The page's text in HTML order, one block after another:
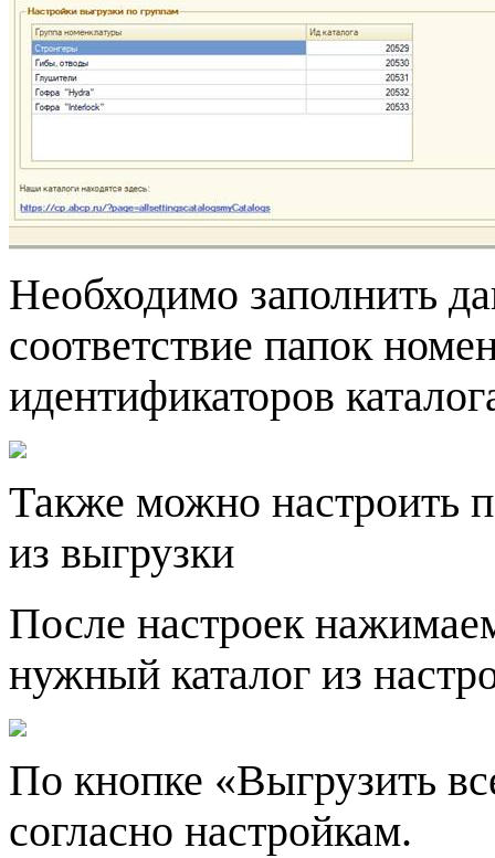
Необходимо заполнить
соответствие папок
идентификаторов
Также можно настроить
из выгрузки
После настроек
нужный каталог из
По кнопке «Выгрузить
согласно настройкам.